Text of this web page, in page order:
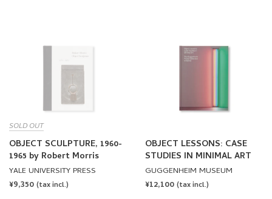
SOLD OUT
OBJECT SCULPTURE, 1960-
1965 by Robert Morris
YALE UNIVERSITY PRESS
REGULAR
¥9,350 (tax incl.)
OBJECT LESSONS: CASE
STUDIES IN MINIMAL ART
GUGGENHEIM MUSEUM
REGULAR
¥12,100 (tax incl.)